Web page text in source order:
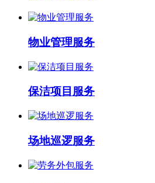
物业管理服务
保洁项目服务
场地巡逻服务